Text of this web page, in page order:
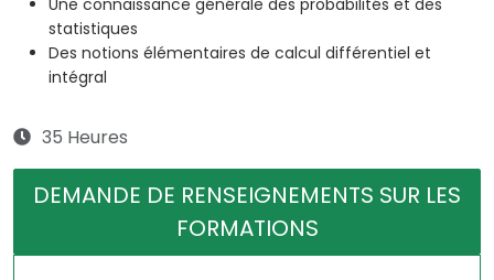
Une connaissance générale des probabilités et des
statistiques
Des notions élémentaires de calcul différentiel et
intégral
35 Heures
DEMANDE DE RENSEIGNEMENTS SUR LES
FORMATIONS